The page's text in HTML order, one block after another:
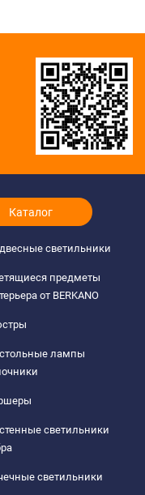
Каталог
светильники
предметы
от BERKANO
лампы
светильники
светильники